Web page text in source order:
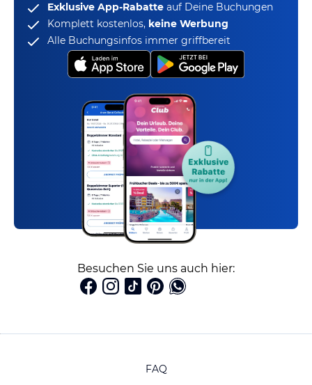
Exklusive App-Rabatte auf Deine Buchungen
Komplett kostenlos, keine Werbung
Alle Buchungsinfos immer griffbereit
Besuchen Sie uns auch hier:
FAQ